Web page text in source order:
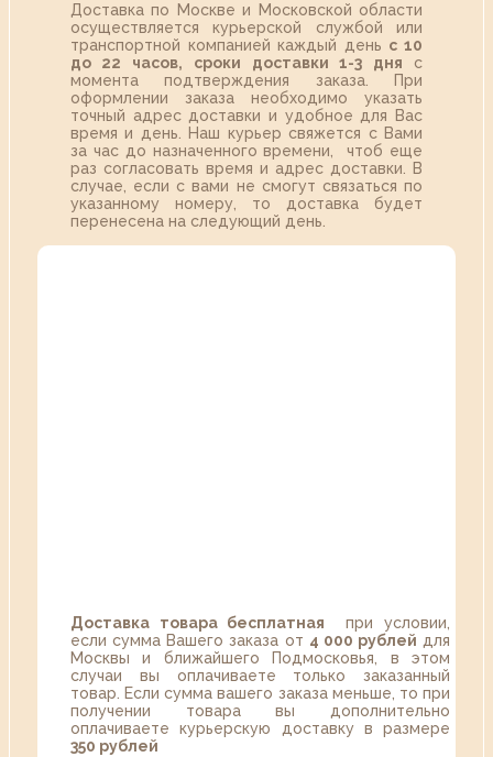
Доставка по Москве и Московской области
осуществляется курьерской службой или
транспортной компанией каждый день с 10
до 22 часов,
сроки доставки 1-3 дня с
момента подтверждения заказа. При
оформлении заказа необходимо указать
точный адрес доставки и удобное для Вас
время и день. Наш курьер свяжется с Вами
за час до назначенного времени, чтоб еще
раз согласовать время и адрес доставки. В
случае, если с вами не смогут связаться по
указанному номеру, то доставка будет
перенесена на следующий день.
Доставка товара бесплатная при условии,
если сумма Вашего заказа от 4 000 рублей для
Москвы и ближайшего Подмосковья, в этом
случаи вы оплачиваете только заказанный
товар. Если сумма вашего заказа меньше, то при
получении товара вы дополнительно
оплачиваете курьерскую доставку в размере
350 рублей